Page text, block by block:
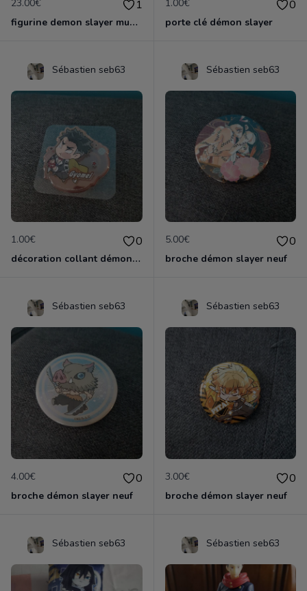
23.00€ 1
figurine demon slayer muzan
1.00€ 0
porte clé démon slayer
Sébastien seb63
1.00€ 0
décoration collant démon slayer neuf
Sébastien seb63
5.00€ 0
broche démon slayer neuf
Sébastien seb63
4.00€ 0
broche démon slayer neuf
Sébastien seb63
3.00€ 0
broche démon slayer neuf
Sébastien seb63 Sébastien seb63